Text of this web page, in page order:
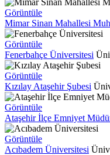
Görüntüle
Mimar Sinan Mahallesi
Görüntüle
Fenerbahçe Üniversitesi
Görüntüle
Kızılay Ataşehir Şubesi
Görüntüle
Ataşehir İlçe Emniyet
Görüntüle
Acıbadem Üniversitesi